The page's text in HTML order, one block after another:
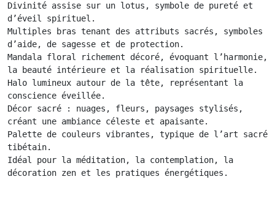
Divinité assise sur un lotus, symbole de pureté et
d’éveil spirituel.
Multiples bras tenant des attributs sacrés, symboles
d’aide, de sagesse et de protection.
Mandala floral richement décoré, évoquant l’harmonie,
la beauté intérieure et la réalisation spirituelle.
Halo lumineux autour de la tête, représentant la
conscience éveillée.
Décor sacré : nuages, fleurs, paysages stylisés,
créant une ambiance céleste et apaisante.
Palette de couleurs vibrantes, typique de l’art sacré
tibétain.
Idéal pour la méditation, la contemplation, la
décoration zen et les pratiques énergétiques.